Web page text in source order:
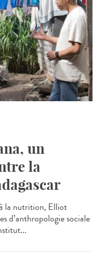
un
la
la nutrition, Elliot
d’anthropologie sociale